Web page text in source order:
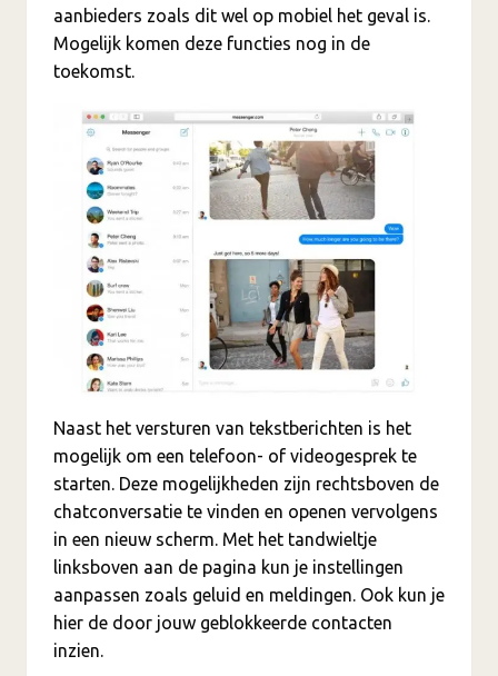
aanbieders zoals dit wel op mobiel het geval is.
Mogelijk komen deze functies nog in de
toekomst.
Naast het versturen van tekstberichten is het
mogelijk om een telefoon- of videogesprek te
starten. Deze mogelijkheden zijn rechtsboven de
chatconversatie te vinden en openen vervolgens
in een nieuw scherm. Met het tandwieltje
linksboven aan de pagina kun je instellingen
aanpassen zoals geluid en meldingen. Ook kun je
hier de door jouw geblokkeerde contacten
inzien.